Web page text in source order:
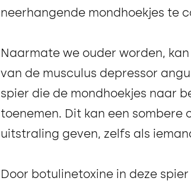
neerhangende mondhoekjes te
Naarmate we ouder worden,
van de musculus depressor
spier die de mondhoekjes naar
toenemen. Dit kan een sombere
uitstraling geven, zelfs als
Door botulinetoxine in deze